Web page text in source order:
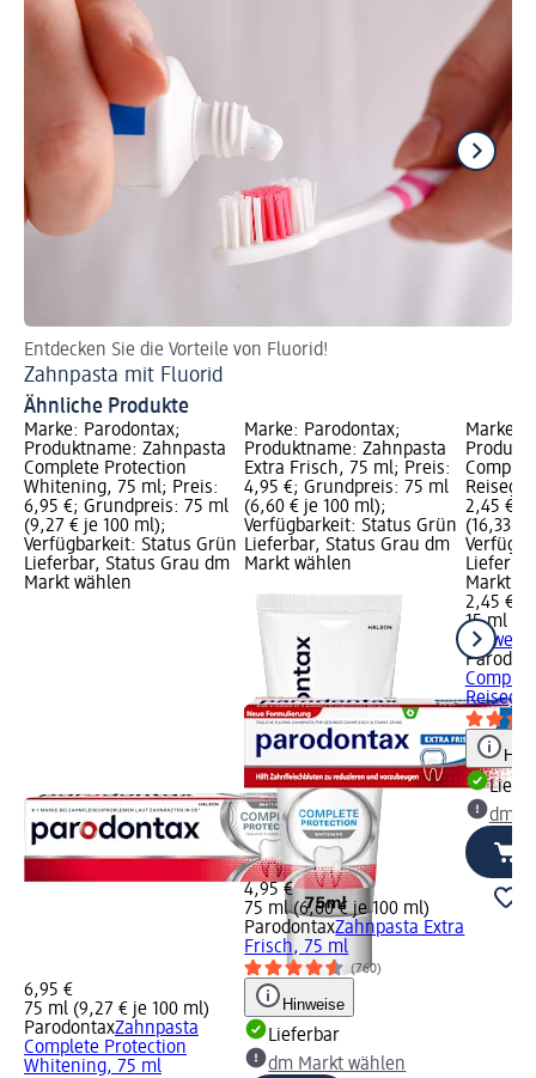
Entdecken Sie die Vorteile von Fluorid!
Zahnpasta mit Fluorid
Ähnliche Produkte
Marke: Parodontax;
Produktname: Zahnpasta
Complete Protection
Whitening, 75 ml; Preis:
6,95 €; Grundpreis: 75 ml
(9,27 € je 100 ml);
Verfügbarkeit: Status Grün
Lieferbar, Status Grau dm
Markt wählen
6,95 €
75 ml (9,27 € je 100 ml)
ParodontaxZahnpasta
Complete Protection
Whitening, 75 ml
Marke: Parodontax;
Produktname: Zahnpasta
Extra Frisch, 75 ml; Preis:
4,95 €; Grundpreis: 75 ml
(6,60 € je 100 ml);
Verfügbarkeit: Status Grün
Lieferbar, Status Grau dm
Markt wählen
4,95 €
75 ml (6,60 € je 100 ml)
ParodontaxZahnpasta Extra
Frisch, 75 ml
(760)
Hinweise
Lieferbar
dm Markt wählen
Marke:
2,45 €;
(16,33 €
Markt
2,45 €
15 ml
+ 1
dm